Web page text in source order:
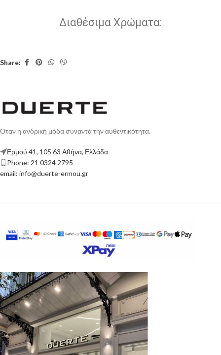
Διαθέσιμα Χρώματα:
Share:
Όταν η ανδρική μόδα συναντά την αυθεντικότητα.
Ερμού 41, 105 63 Αθήνα, Ελλάδα
Phone: 21 0324 2795
email: info@duerte-ermou.gr